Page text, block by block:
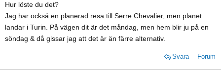
Hur löste du det?
Jag har också en planerad resa till Serre Chevalier, men planet
landar i Turin. På vägen dit är det måndag, men hem blir ju på en
söndag & då gissar jag att det är än färre alternativ.
Svara Forum